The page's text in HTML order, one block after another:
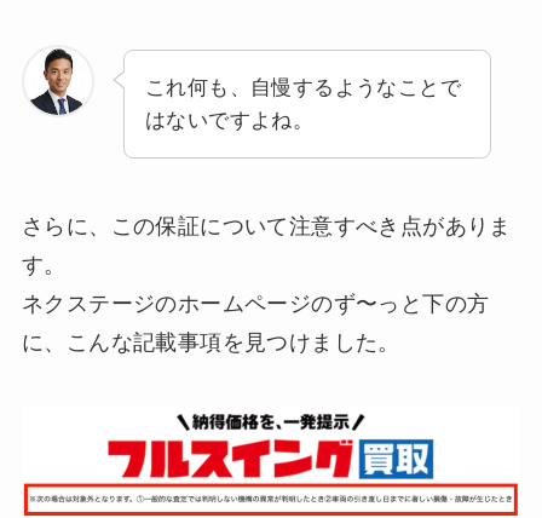
これ何も、自慢するようなことで
はないですよね。
さらに、この保証について注意すべき点がありま
す。
ネクステージのホームページのず〜っと下の方
に、こんな記載事項を見つけました。